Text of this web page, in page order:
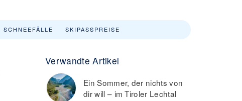
SCHNEEFÄLLE SKIPASSPREISE
Verwandte Artikel
Ein Sommer, der nichts von
dir will – im Tiroler Lechtal